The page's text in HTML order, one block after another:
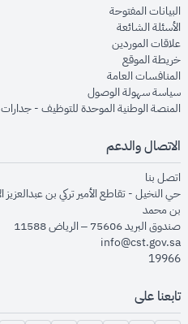
البيانات المفتوحةopens in new window
الأسئلة الشائعةopens in new window
علاقات الموردينopens in new window
خريطة الموقعopens in new window
المنافسات العامةopens in new window
سياسة سهولة الوصولin new window
المنصة الوطنية الموحدة للتوظيف - جدارات
الاتصال والدعم
اتصل بنا
حي النخيل - تقاطع الأمير تركي بن
بن محمد
صندوق البريد 75606 – الرياض 11588
info@cst.gov.sa
19966
تابعنا على